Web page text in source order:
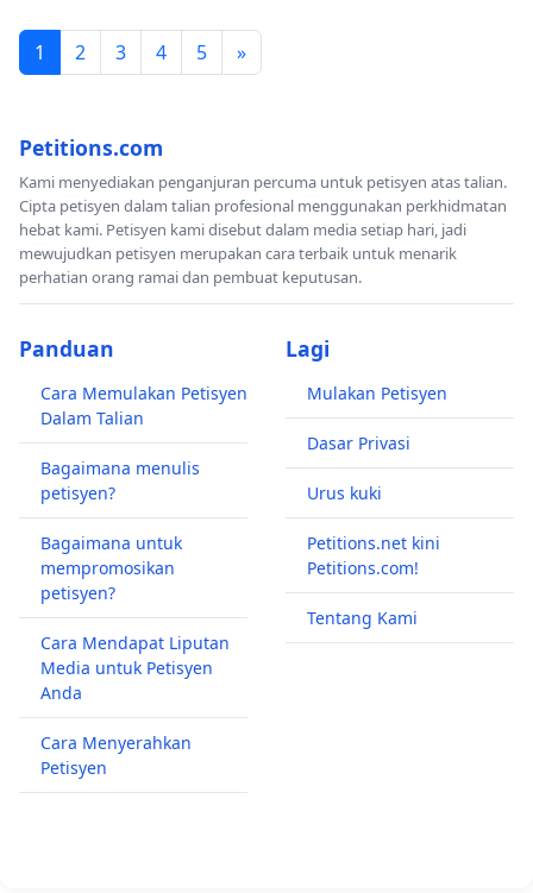
1 2 3 4 5 »
Petitions.com
Kami menyediakan penganjuran percuma untuk petisyen atas talian.
Cipta petisyen dalam talian profesional menggunakan perkhidmatan
hebat kami. Petisyen kami disebut dalam media setiap hari, jadi
mewujudkan petisyen merupakan cara terbaik untuk menarik
perhatian orang ramai dan pembuat keputusan.
Panduan
Cara Memulakan Petisyen
Dalam Talian
Bagaimana menulis
petisyen?
Bagaimana untuk
mempromosikan
petisyen?
Cara Mendapat Liputan
Media untuk Petisyen
Anda
Cara Menyerahkan
Petisyen
Lagi
Mulakan Petisyen
Dasar Privasi
Urus kuki
Petitions.net kini
Petitions.com!
Tentang Kami